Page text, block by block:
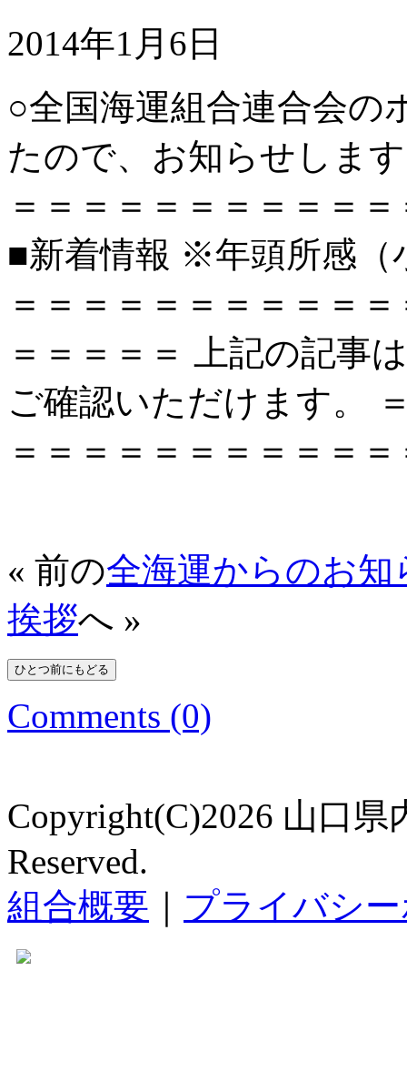
2014年1月6日
○全国海運組合連合会の
たので、お知らせしま
＝＝＝＝＝＝＝＝＝＝
■新着情報 ※年頭所感（
＝＝＝＝＝＝＝＝＝＝
＝＝＝＝＝ 上記の記事
ご確認いただけます。
＝＝＝＝＝＝＝＝＝＝
« 前の全海運からのお知
挨拶へ »
Comments (0)
Copyright(C)2026 山口
Reserved.
組合概要
プライバシ